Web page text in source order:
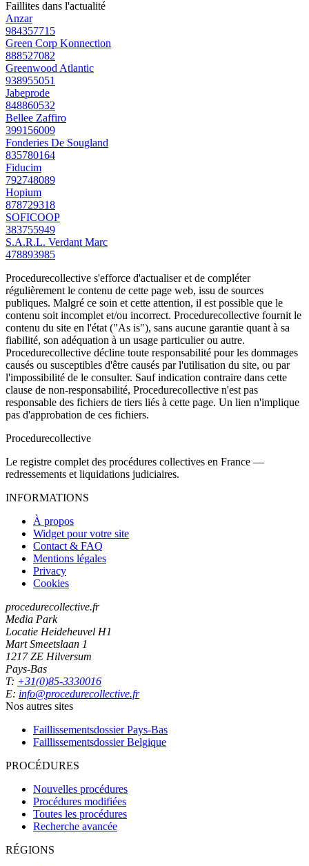
Faillites dans l'actualité
Anzar
984357715
Green Corp Konnection
888527082
Greenwood Atlantic
938955051
Jabeprode
848860532
Bellee Zaffiro
399156009
Fonderies De Sougland
835780164
Fiducim
792748089
Hopium
878729318
SOFICOOP
383755949
S.A.R.L. Verdant Marc
478893985
Procedurecollective s'efforce d'actualiser et de compléter
régulièrement le contenu de cette page web, issu de sources
publiques. Malgré ce soin et cette attention, il est possible que le
contenu soit incomplet et/ou incorrect. Procedurecollective fournit le
contenu du site en l'état ("As is"), sans aucune garantie quant à sa
fiabilité, son adéquation à un usage particulier ou autre.
Procedurecollective décline toute responsabilité pour les dommages
causés ou susceptibles d'être causés par l'utilisation du site, ou par
l'impossibilité de le consulter. Sauf indication contraire dans cette
clause de non-responsabilité, Procedurecollective n'est pas
responsable des fichiers de tiers liés à cette page. Un lien n'implique
pas d'approbation de ces fichiers.
Procedurecollective
Le registre complet des procédures collectives en France —
redressements et liquidations judiciaires.
INFORMATIONS
À propos
Widget pour votre site
Contact & FAQ
Mentions légales
Privacy
Cookies
procedurecollective.fr
Media Park
Locatie Heideheuvel H1
Mart Smeetslaan 1
1217 ZE Hilversum
Pays-Bas
T: +31(0)85-3330016
E: info@procedurecollective.fr
Nos autres sites
Faillissementsdossier Pays-Bas
Faillissementsdossier Belgique
PROCÉDURES
Nouvelles procédures
Procédures modifiées
Toutes les procédures
Recherche avancée
RÉGIONS